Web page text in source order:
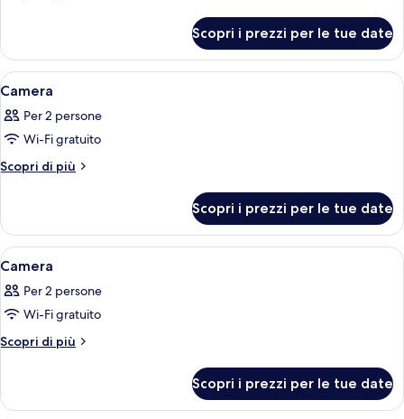
Scopri i prezzi per le tue date
Apri
tutte
le
foto
per
Una camera da letto con un letto,
39
Camera
Per 2 persone
Wi-Fi gratuito
Scopri di più
Altri
Scopri i prezzi per le tue date
Apri
tutte
le
foto
per
Una camera da letto con parete in
9
Camera
Per 2 persone
Wi-Fi gratuito
Scopri di più
Altri
Scopri i prezzi per le tue date